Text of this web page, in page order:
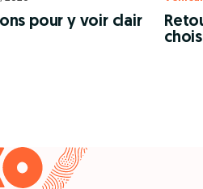
pour y voir clair